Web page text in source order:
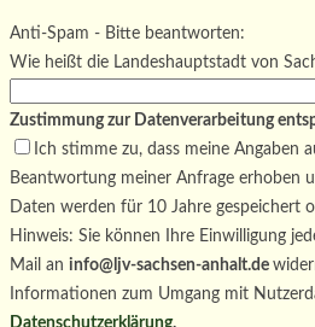
Bitte lasse dieses Feld leer.
Anti-Spam - Bitte beantworten:
Wie heißt die Landeshauptstadt von
Zustimmung zur Datenverarbeitung
Ich stimme zu, dass meine Angaben
Beantwortung meiner Anfrage erhoben
Daten werden für 10 Jahre gespeichert
Hinweis: Sie können Ihre Einwilligung
Mail an info@ljv-sachsen-anhalt.de
Informationen zum Umgang mit
Datenschutzerklärung.